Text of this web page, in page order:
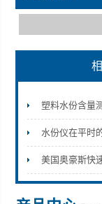
深圳市深博瑞仪器
塑料水份含量
水份仪在平时
美国奥豪斯快